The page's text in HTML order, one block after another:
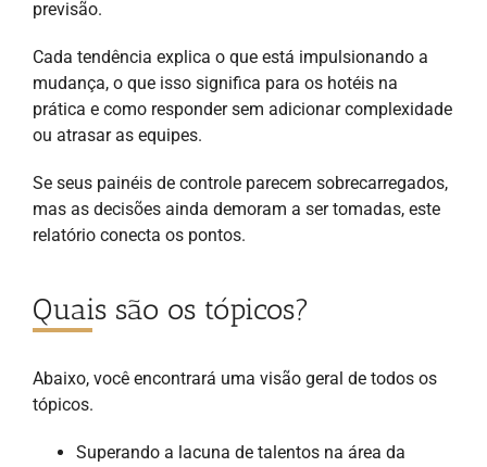
previsão.
Cada tendência explica o que está impulsionando a
mudança, o que isso significa para os hotéis na
prática e como responder sem adicionar complexidade
ou atrasar as equipes.
Se seus painéis de controle parecem sobrecarregados,
mas as decisões ainda demoram a ser tomadas, este
relatório conecta os pontos.
Quais são os tópicos?
Abaixo, você encontrará uma visão geral de todos os
tópicos.
Superando a lacuna de talentos na área da